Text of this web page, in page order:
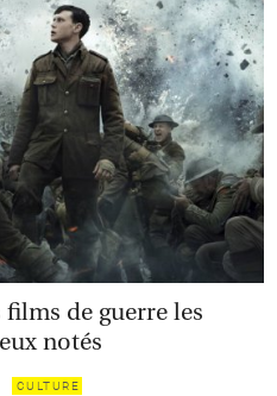
de guerre les
notés
CULTURE